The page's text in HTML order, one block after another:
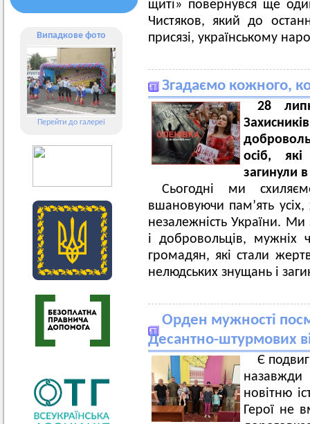
Випадкове фото
Перейти до галереї
щиті» повернувся ще
Чистяков, який до
присязі, українському
Згадаємо кожного,
28
осіб,
загинули
Сьогодні ми
вшановуючи пам’ять
незалежність України.
і добровольців, мужніх
громадян, які стали
нелюдських знущань і
Орден мужності
Десантно-штурмових
Є
новітню
Герої не